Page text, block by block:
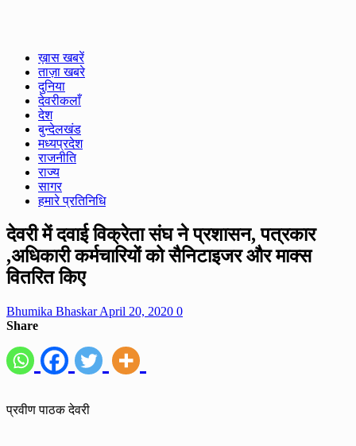
ख़ास खबरें
ताज़ा खबरे
दुनिया
देवरीकलाँ
देश
बुन्देलखंड
मध्यप्रदेश
राजनीति
राज्य
सागर
हमारे प्रतिनिधि
देवरी में दवाई विक्रेता संघ ने प्रशासन, पत्रकार
,अधिकारी कर्मचारियों को सैनिटाइजर और माक्स
वितरित किए
Bhumika BhaskarApril 20, 2020 0
Share
प्रवीण पाठक देवरी